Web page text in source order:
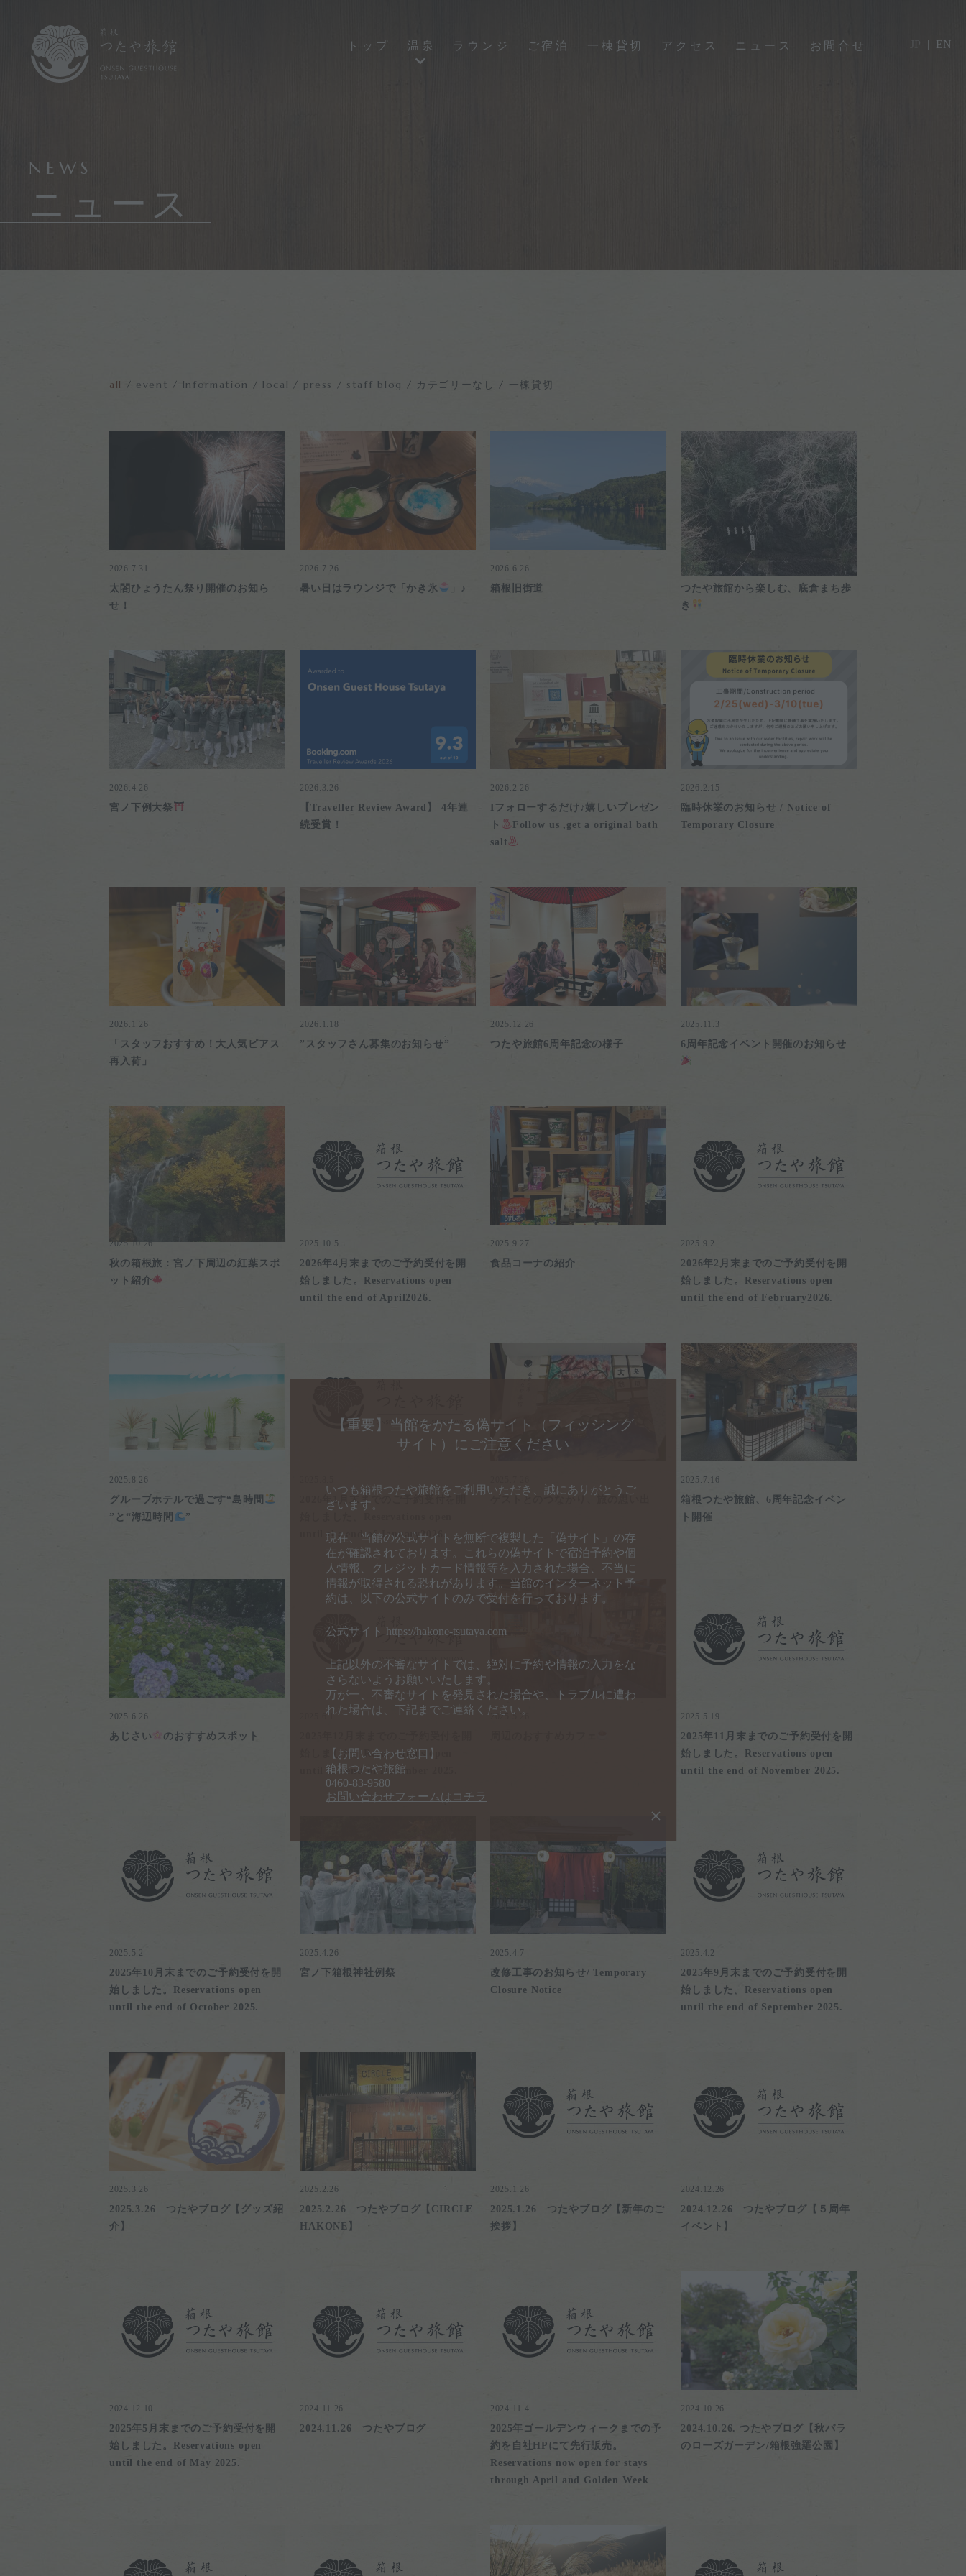
トップ 温泉 ラウンジ ご宿泊 一棟貸切 アクセス ニュース お問合せ | EN
NEWS
ニュース
all event Information local press staff blog カテゴリーなし 一棟貸切
2026.7.31
太閤ひょうたん祭り開催のお知ら
せ！
2026.7.26
暑い日はラウンジで「かき氷 」♪
2026.6.26
箱根旧街道
2026.5.26
つたや旅館から楽しむ、底倉まち歩
き
2026.4.26
宮ノ下例大祭
2026.3.26
【Traveller Review Award】 4年連
続受賞！
2026.2.26
Iフォローするだけ♪嬉しいプレゼン
ト
Follow us ,get a original bath
salt
2026.2.15
臨時休業のお知らせ / Notice of
Temporary Closure
2026.1.26
「スタッフおすすめ！大人気ピアス
再入荷」
2026.1.18
”スタッフさん募集のお知らせ”
2025.12.26
つたや旅館6周年記念の様子
2025.11.3
6周年記念イベント開催のお知らせ
2025.10.26
秋の箱根旅：宮ノ下周辺の紅葉スポ
ット紹介
2025.10.5
2026年4月末までのご予約受付を開
始しました。Reservations open
until the end of April2026.
2025.9.27
食品コーナの紹介
2025.9.2
2026年2月末までのご予約受付を開
始しました。Reservations open
until the end of February2026.
2025.8.26
グループホテルで過ごす“島時間
”と“海辺時間
”──
2026年1月末までのご予約受付を開
until the end of January2026.
2025.7.16
箱根つたや旅館、6周年記念イベン
ト開催
2025.6.26
あじさい のおすすめスポット
2025.6.1
始しました。Reservations open
until the end of December 2025.
2025.5.26 2025.5.19
2025年11月末までのご予約受付を開
始しました。Reservations open
until the end of November 2025.
2025.5.2
2025年10月末までのご予約受付を開
始しました。Reservations open
until the end of October 2025.
2025.4.26
宮ノ下箱根神社例祭
2025.4.7
改修工事のお知らせ/ Temporary
Closure Notice
2025.4.2
2025年9月末までのご予約受付を開
始しました。Reservations open
until the end of September 2025.
2025.3.26
2025.3.26 つたやブログ【グッズ紹
介】
2025.2.26
2025.2.26 つたやブログ【CIRCLE
HAKONE】
2025.1.26
2025.1.26 つたやブログ【新年のご
挨拶】
2024.12.26
2024.12.26 つたやブログ【５周年
イベント】
2024.12.10
2025年5月末までのご予約受付を開
始しました。Reservations open
until the end of May 2025.
2024.11.26
2024.11.26 つたやブログ
2024.11.4
2025年ゴールデンウィークまでの予
約を自社HPにて先行販売。
Reservations now open for stays
through April and Golden Week
2024.10.26
2024.10.26. つたやブログ【秋バラ
のローズガーデン/箱根強羅公園】
×
【重要】 当館をかたる偽サイト
（フィッシング
サイト） にご注意ください
いつも箱根つたや旅館をご利用いただき、誠にありがとうご
ざいます。
現在、当館の公式サイトを無断で複製した「偽サイト」の存
在が確認されております。これらの偽サイトで宿泊予約や個
人情報、クレジットカード情報等を入力された場合、不当に
情報が取得される恐れがあります。当館のインターネット予
約は、以下の公式サイトのみで受付を行っております。
公式サイトhttps://hakone-tsutaya.com
上記以外の不審なサイトでは、絶対に予約や情報の入力をな
さらないようお願いいたします。
万が一、不審なサイトを発見された場合や、トラブルに遭わ
れた場合は、下記までご連絡ください。
【お問い合わせ窓口】
箱根つたや旅館
0460-83-9580
お問い合わせフォームはコチラ